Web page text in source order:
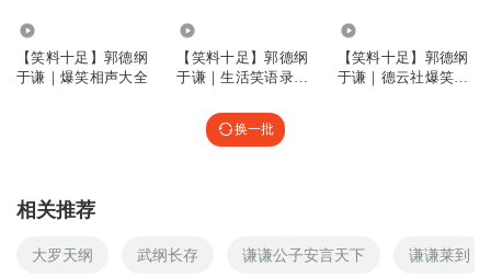
【笑料十足】郭德纲
于谦｜爆笑相声大全
【笑料十足】郭德纲
于谦｜生活笑语录专
【笑料十足】郭德纲
于谦｜德云社爆笑精
换一批
相关推荐
大罗天纲 武纲长存 谦谦公子安言天下 谦谦莱到